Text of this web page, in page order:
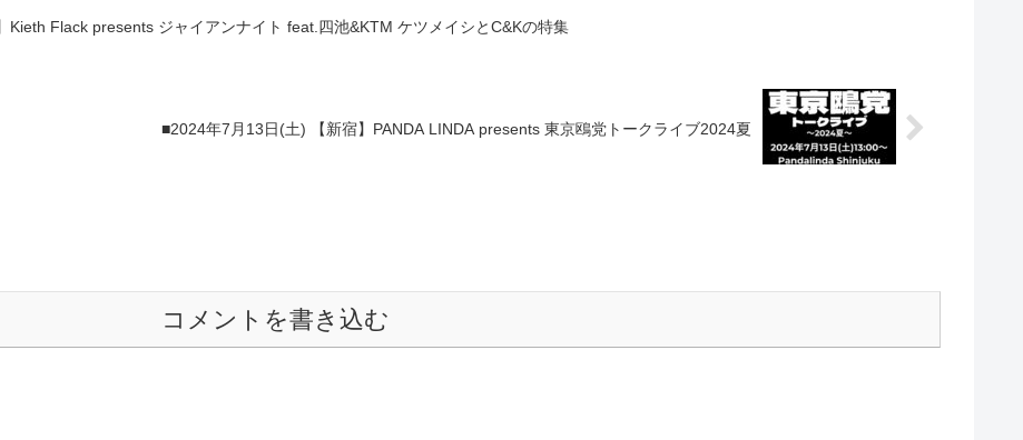
Kieth Flack presents ジャイアンナイト feat.四池&KTM ケツメイシとC&Kの特集
■2024年7月13日(土) 【新宿】PANDA LINDA presents 東京鴎党トークライブ2024夏
コメントを書き込む